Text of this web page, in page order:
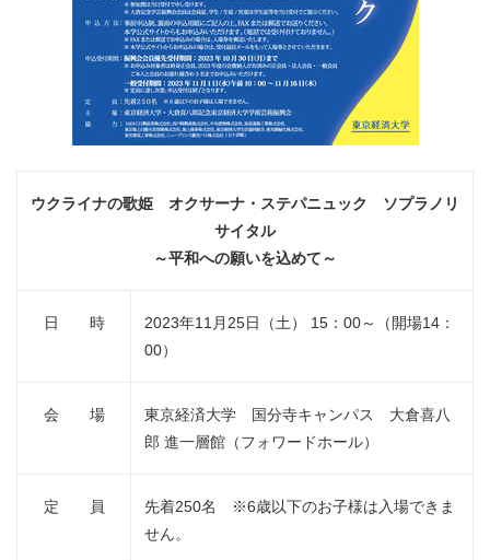
ウクライナの歌姫 オクサーナ・ステパニュック ソプラノリ
サイタル
～平和への願いを込めて～
日 時
2023年11月25日（土） 15：00～（開場14：
00）
会 場
東京経済大学 国分寺キャンパス 大倉喜八
郎 進一層館（フォワードホール）
定 員
先着250名 ※6歳以下のお子様は入場できま
せん。